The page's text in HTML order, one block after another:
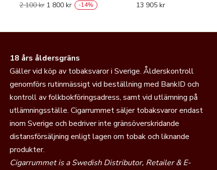
2 100kr 1 800 kr -14% 13 905 kr
18 års åldersgräns
Gäller vid köp av tobaksvaror i Sverige. Ålderskontroll
genomförs rutinmässigt vid beställning med BankID och
kontroll av folkbokföringsadress, samt vid utlämning på
utlämningsställe. Cigarrummet säljer tobaksvaror endast
inom Sverige och bedriver inte gränsöverskridande
distansförsäljning enligt lagen om tobak och liknande
produkter.
Cigarrummet is a Swedish Distributor, Retailer & E-